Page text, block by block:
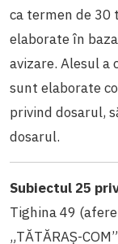
ca termen de 30
elaborate în
avizare. Alesul a
sunt elaborate
privind dosarul,
dosarul.
Subiectul 25
Tighina 49
„TĂTĂRAȘ-